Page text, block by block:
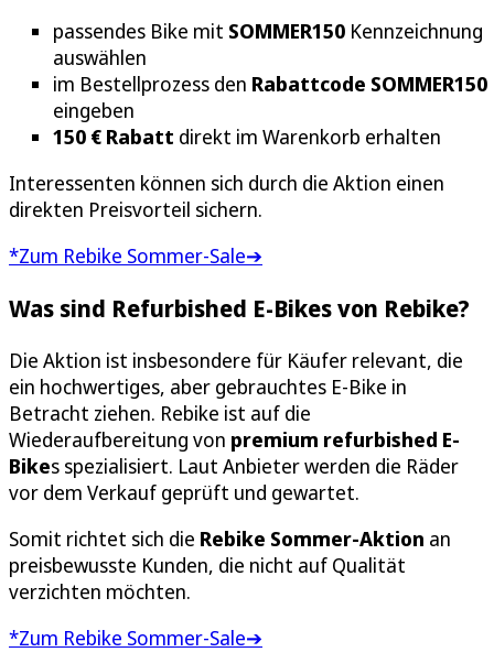
passendes Bike mit SOMMER150 Kennzeichnung
auswählen
im Bestellprozess den Rabattcode SOMMER150
eingeben
150 € Rabatt direkt im Warenkorb erhalten
Interessenten können sich durch die Aktion einen
direkten Preisvorteil sichern.
*Zum Rebike Sommer-Sale➔
Was sind Refurbished E-Bikes von Rebike?
Die Aktion ist insbesondere für Käufer relevant, die
ein hochwertiges, aber gebrauchtes E-Bike in
Betracht ziehen. Rebike ist auf die
Wiederaufbereitung von premium refurbished E-
Bikes spezialisiert. Laut Anbieter werden die Räder
vor dem Verkauf geprüft und gewartet.
Somit richtet sich die Rebike Sommer-Aktion an
preisbewusste Kunden, die nicht auf Qualität
verzichten möchten.
*Zum Rebike Sommer-Sale➔